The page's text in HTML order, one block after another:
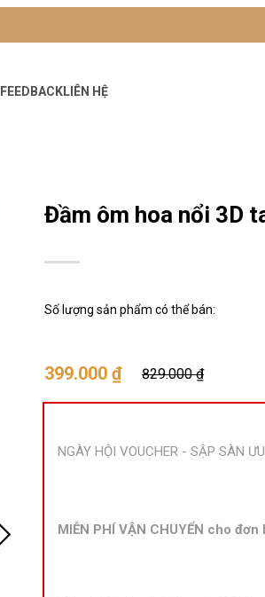
FEEDBACKLIÊN HỆ
Đầm ôm hoa nổi 3D
399.000 ₫ 829.000 ₫
Số lượng sản phẩm có thể bán:
NGÀY HỘI VOUCHER - SẬP SÀN
MIỄN PHÍ VẬN CHUYỂN cho